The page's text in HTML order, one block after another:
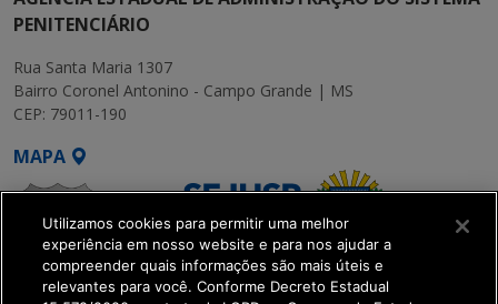
PENITENCIÁRIO
Rua Santa Maria 1307
Bairro Coronel Antonino - Campo Grande | MS
CEP: 79011-190
MAPA
Utilizamos cookies para permitir uma melhor
experiência em nosso website e para nos ajudar a
compreender quais informações são mais úteis e
relevantes para você. Conforme Decreto Estadual